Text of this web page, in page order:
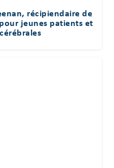
récipiendaire de
jeunes patients et